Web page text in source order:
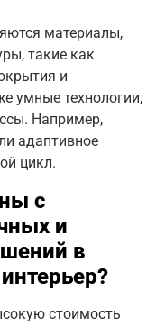
материалы,
такие как
и
умные технологии,
Например,
адаптивное
цикл.
с
и
в
стоимость